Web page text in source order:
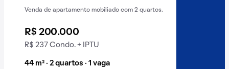
Venda de apartamento mobiliado com 2 quartos.
R$ 200.000
R$ 237 Condo. + IPTU
44 m² · 2 quartos · 1 vaga